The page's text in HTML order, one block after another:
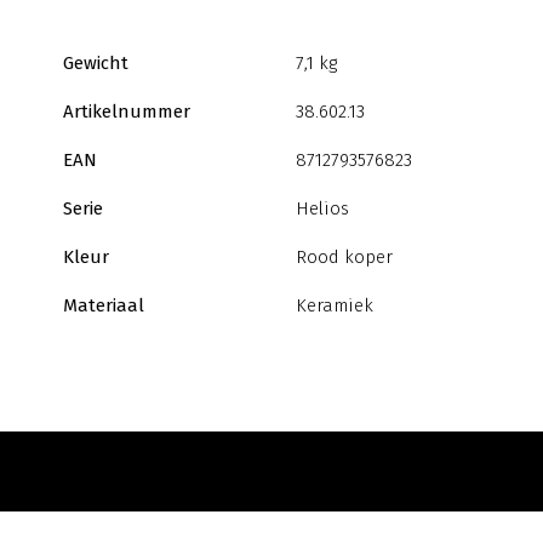
Gewicht 7,1 kg
Artikelnummer 38.602.13
EAN 8712793576823
Serie Helios
Kleur Rood koper
Materiaal Keramiek